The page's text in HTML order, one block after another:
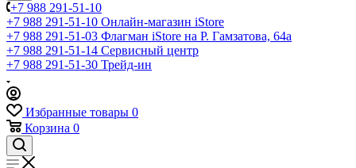
+7 988 291-51-10
+7 988 291-51-10 Онлайн-магазин iStore
+7 988 291-51-03 Флагман iStore на Р. Гамзатова, 64а
+7 988 291-51-14 Сервисный центр
+7 988 291-51-30 Трейд-ин
Избранные товары 0
Корзина 0